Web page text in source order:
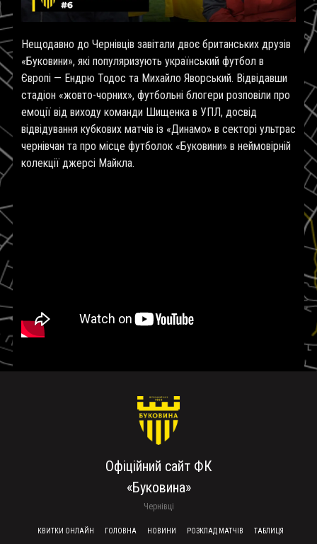
Нещодавно до Чернівців завітали двоє британських друзів
«Буковини», які популяризують український футбол в
Європі — Ендрю Тодос та Михайло Яворський. Відвідавши
стадіон «жовто-чорних», футбольні блогери розповіли про
емоції від виходу команди Шищенка в УПЛ, досвід
відвідування кубкових матчів із «Динамо» в секторі ультрас
чернівчан та про місце футболок «Буковини» в неймовірній
колекції джерсі Майкла.
Офіційний сайт ФК
«Буковина»
Чернівці
FOOTER MENU
КВИТКИ ОНЛАЙН ГОЛОВНА НОВИНИ РОЗКЛАД МАТЧІВ ТАБЛИЦЯ